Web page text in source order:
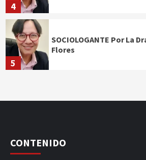
4
5
SOCIOLOGANTE Por La
Flores
CONTENIDO